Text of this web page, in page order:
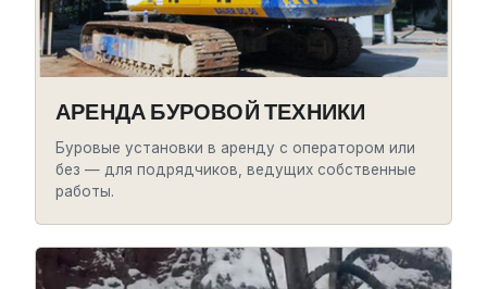
АРЕНДА БУРОВОЙ ТЕХНИКИ
Буровые установки в аренду с оператором или
без — для подрядчиков, ведущих собственные
работы.